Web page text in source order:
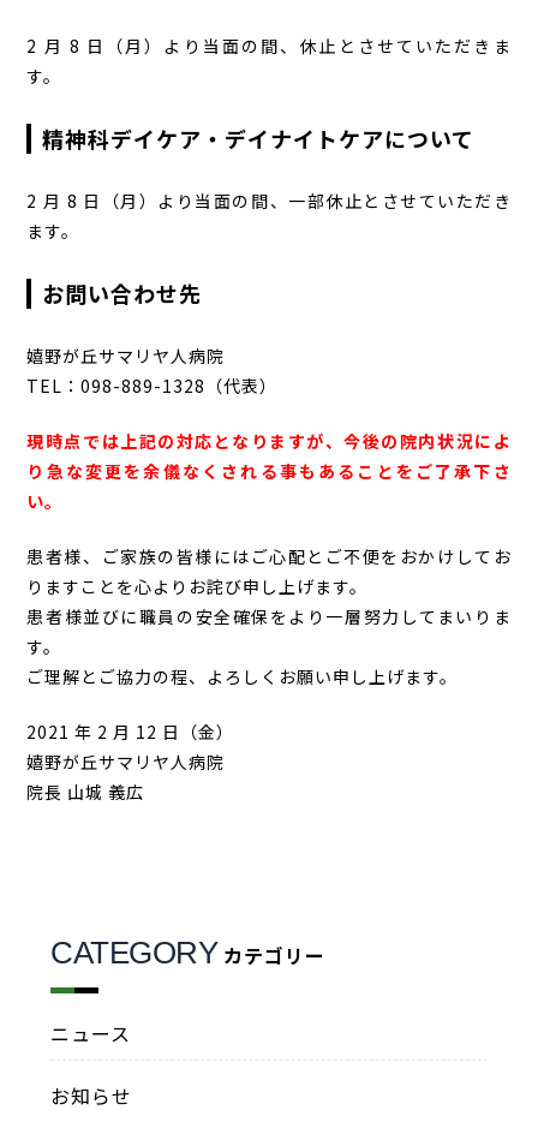
2 月 8 日（月）より当面の間、休止とさせていただきま
す。
精神科デイケア・デイナイトケアについて
2 月 8 日（月）より当面の間、一部休止とさせていただき
ます。
お問い合わせ先
嬉野が丘サマリヤ人病院
TEL：098-889-1328（代表）
現時点では上記の対応となりますが、今後の院内状況によ
り急な変更を余儀なくされる事もあることをご了承下さ
い。
患者様、ご家族の皆様にはご心配とご不便をおかけしてお
りますことを心よりお詫び申し上げます。
患者様並びに職員の安全確保をより一層努力してまいりま
す。
ご理解とご協力の程、よろしくお願い申し上げます。
2021 年 2 月 12 日（金）
嬉野が丘サマリヤ人病院
院長 山城 義広
CATEGORY カテゴリー
ニュース
お知らせ